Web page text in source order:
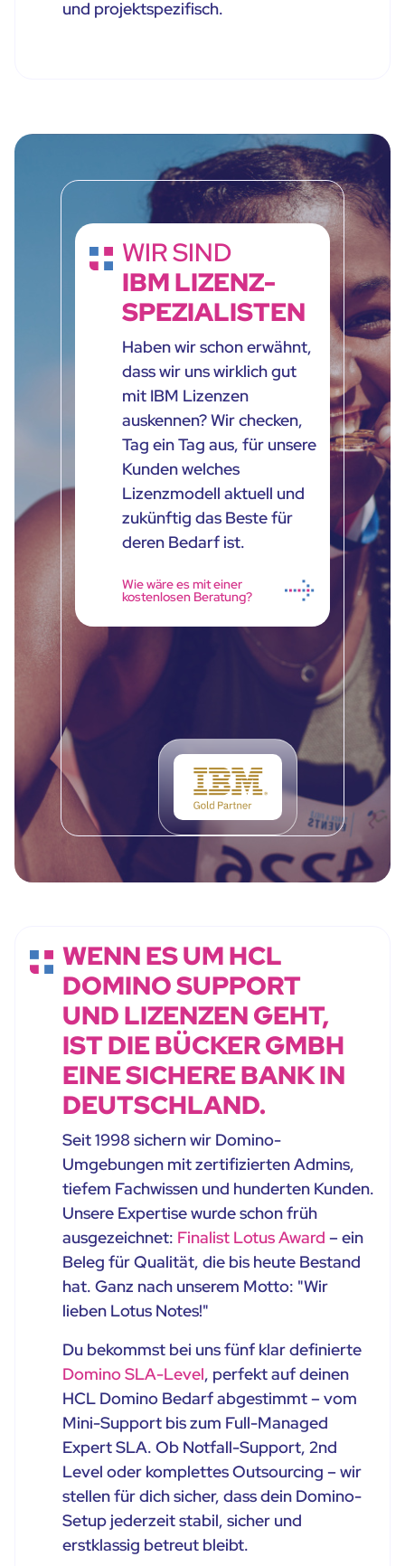
und projektspezifisch.
WIR SIND
IBM LIZENZ-
SPEZIALISTEN
Haben wir schon erwähnt,
dass wir uns wirklich gut
mit IBM Lizenzen
auskennen? Wir checken,
Tag ein Tag aus, für unsere
Kunden welches
Lizenzmodell aktuell und
zukünftig das Beste für
deren Bedarf ist.
Wie wäre es mit einer
kostenlosen Beratung?
WENN ES UM HCL
DOMINO SUPPORT
UND LIZENZEN GEHT,
IST DIE BÜCKER GMBH
EINE SICHERE BANK IN
DEUTSCHLAND.
Seit 1998 sichern wir Domino-
Umgebungen mit zertifizierten Admins,
tiefem Fachwissen und hunderten Kunden.
Unsere Expertise wurde schon früh
ausgezeichnet: Finalist Lotus Award – ein
Beleg für Qualität, die bis heute Bestand
hat. Ganz nach unserem Motto: "Wir
lieben Lotus Notes!"
Du bekommst bei uns fünf klar definierte
Domino SLA-Level, perfekt auf deinen
HCL Domino Bedarf abgestimmt – vom
Mini-Support bis zum Full-Managed
Expert SLA. Ob Notfall-Support, 2nd
Level oder komplettes Outsourcing – wir
stellen für dich sicher, dass dein Domino-
Setup jederzeit stabil, sicher und
erstklassig betreut bleibt.